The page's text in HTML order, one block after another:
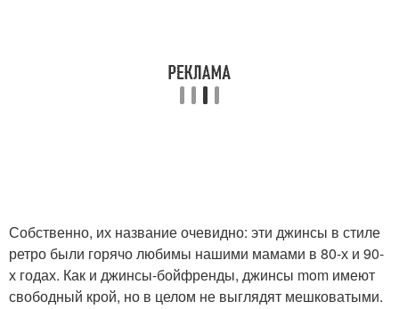
Собственно, их название очевидно: эти джинсы в стиле
ретро были горячо любимы нашими мамами в 80-х и 90-
х годах. Как и джинсы-бойфренды, джинсы mom имеют
свободный крой, но в целом не выглядят мешковатыми.